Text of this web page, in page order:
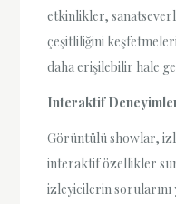
etkinlikler,
çeşitliliğini
daha erişilebilir hale
Interaktif Deneyimler
Görüntülü showlar,
interaktif özellikler
izleyicilerin sorularını